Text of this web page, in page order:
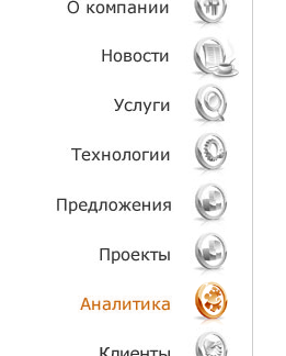
О КОМПАНИИ
НОВОСТИ
УСЛУГИ
ТЕХНОЛОГИИ
ОБЪЕКТЫ
ПРОЕКТЫ